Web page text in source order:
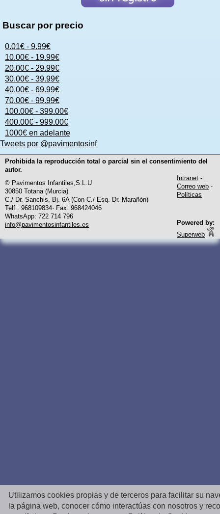
Buscar por precio
0.01€ - 9.99€
10.00€ - 19.99€
20.00€ - 29.99€
30.00€ - 39.99€
40.00€ - 69.99€
70.00€ - 99.99€
100.00€ - 399.00€
400.00€ - 999.00€
1000€ en adelante
Tweets por @pavimentosinf
Prohibida la reproducción total o parcial sin el consentimiento del
autor.
© Pavimentos Infantiles,S.L.U
30850 Totana (Murcia)
C./ Dr. Sanchis, Bj. 6A (Con C./ Esq. Dr. Marañón)
Telf.: 968109834· Fax: 968424046
WhatsApp: 722 714 796
info@pavimentosinfantiles.es
Intranet -
Correo web -
Políticas
Powered by:
Superweb
Utilizamos cookies propias y de terceros para facilitar su
la página web, conocer cómo interactúas con nosotros y